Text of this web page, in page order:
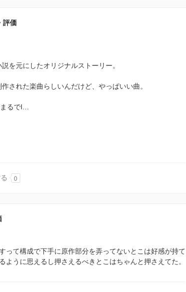
評価
を元にしたオリジナルストーリー。
された楽曲らしいんだけど、やっぱいい曲。
るでl…
0
って構成で下手に原作部分を弄ってないとこは好感が持て
ように思えるし押さえるべきとこはちゃんと押さえてた。